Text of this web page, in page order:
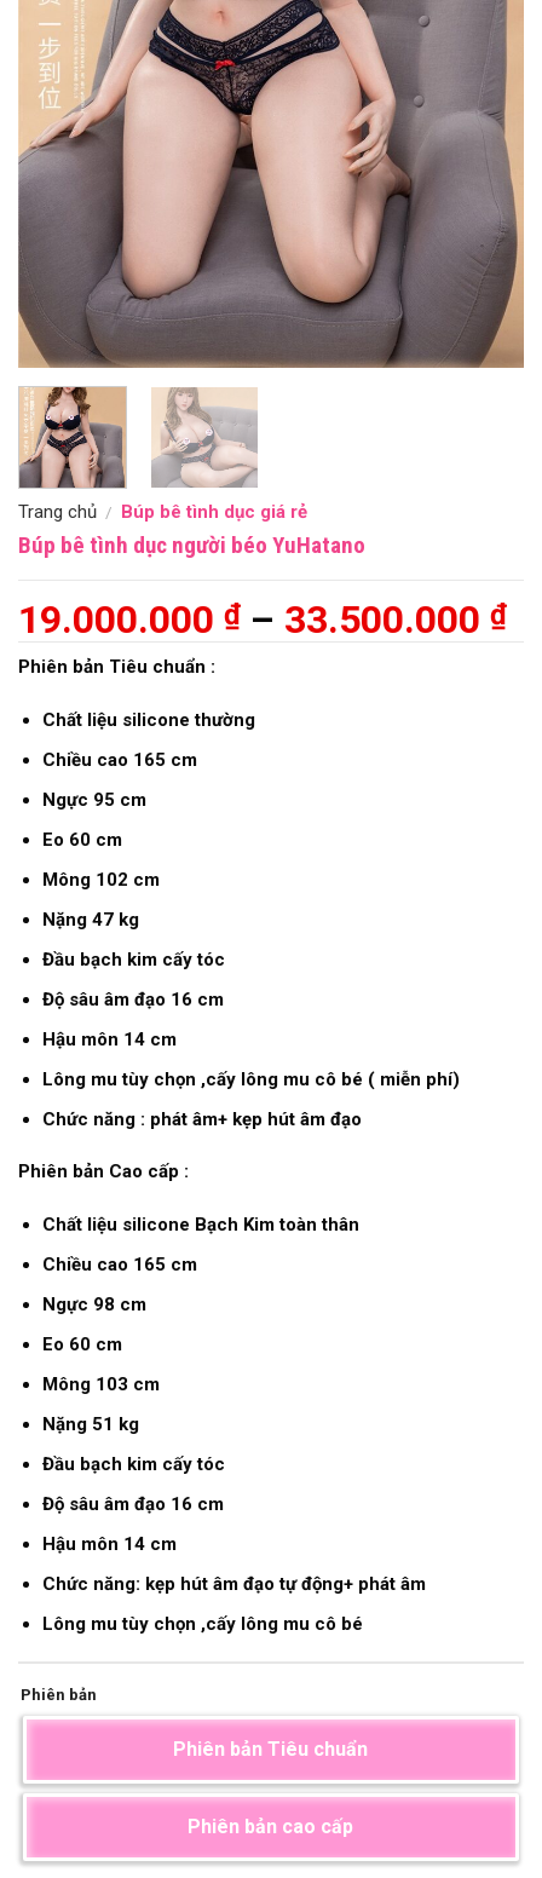
Trang chủ / Búp bê tình dục giá rẻ
Búp bê tình dục người béo YuHatano
19.000.000 ₫ – 33.500.000 ₫
Phiên bản Tiêu chuẩn :
Chất liệu silicone thường
Chiều cao 165 cm
Ngực 95 cm
Eo 60 cm
Mông 102 cm
Nặng 47 kg
Đầu bạch kim cấy tóc
Độ sâu âm đạo 16 cm
Hậu môn 14 cm
Lông mu tùy chọn ,cấy lông mu cô bé ( miễn phí)
Chức năng : phát âm+ kẹp hút âm đạo
Phiên bản Cao cấp :
Chất liệu silicone Bạch Kim toàn thân
Chiều cao 165 cm
Ngực 98 cm
Eo 60 cm
Mông 103 cm
Nặng 51 kg
Đầu bạch kim cấy tóc
Độ sâu âm đạo 16 cm
Hậu môn 14 cm
Chức năng: kẹp hút âm đạo tự động+ phát âm
Lông mu tùy chọn ,cấy lông mu cô bé
Phiên bản
Phiên bản Tiêu chuẩn
Phiên bản cao cấp